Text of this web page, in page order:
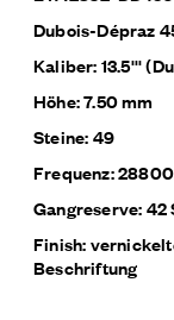
Dubois-Dépraz
Kaliber: 13.5'''
Höhe: 7.50 mm
Steine: 49
Frequenz:
Gangreserve: 42
Finish:
Beschriftung